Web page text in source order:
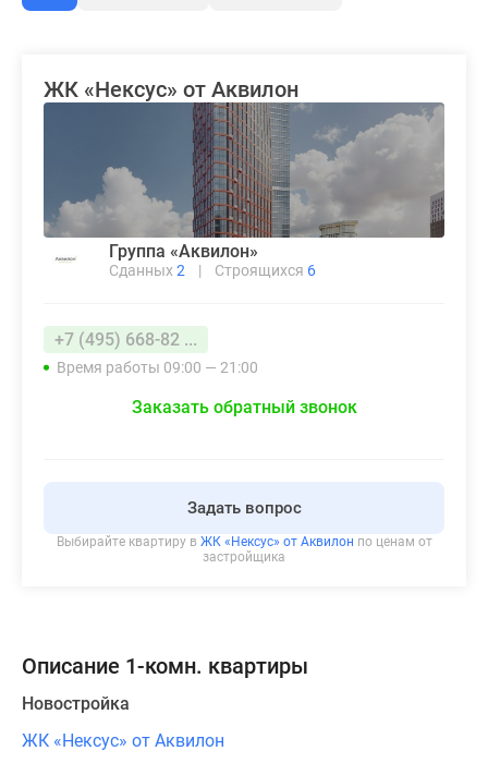
ЖК «Нексус» от Аквилон
Группа «Аквилон»
Сданных 2 | Строящихся 6
+7 (495) 668-82 ...
Время работы 09:00 — 21:00
Заказать обратный звонок
Задать вопрос
Выбирайте квартиру в ЖК «Нексус» от Аквилон по ценам от
застройщика
Описание 1-комн. квартиры
Новостройка
ЖК «Нексус» от Аквилон